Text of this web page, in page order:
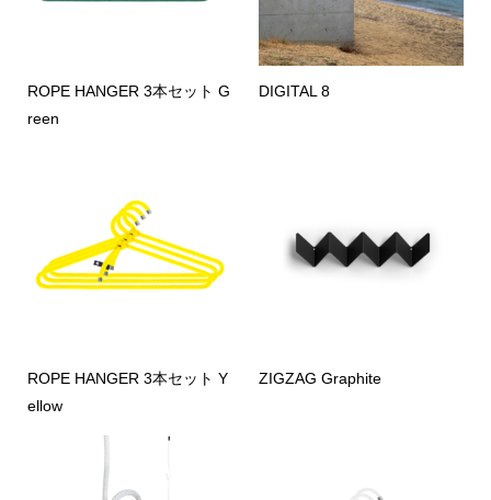
ROPE HANGER 3本セット G
reen
DIGITAL 8
ROPE HANGER 3本セット Y
ellow
ZIGZAG Graphite